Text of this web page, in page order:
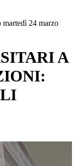
24 marzo
A